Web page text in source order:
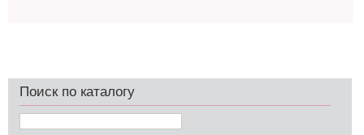
Поиск по каталогу